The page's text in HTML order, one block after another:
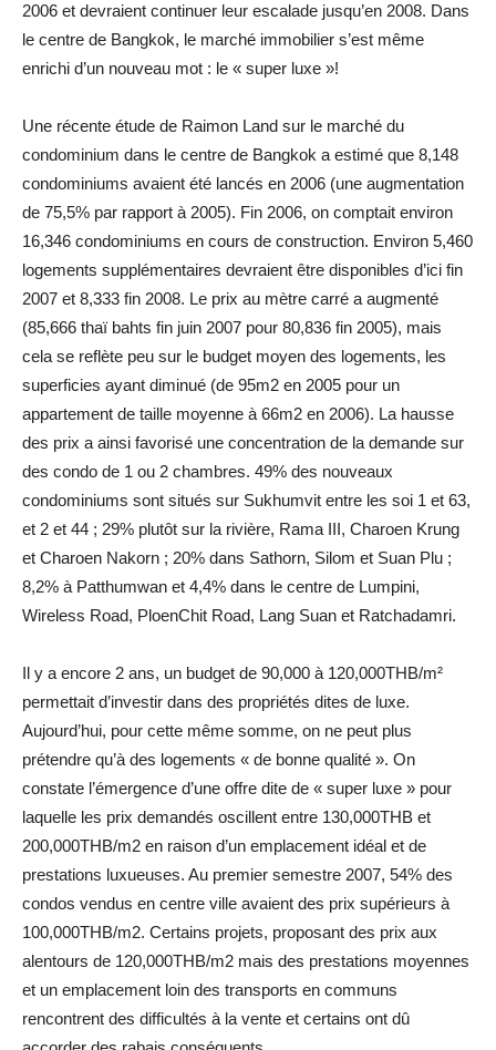
2006 et devraient continuer leur escalade jusqu’en 2008. Dans
le centre de Bangkok, le marché immobilier s’est même
enrichi d’un nouveau mot : le « super luxe »!
Une récente étude de Raimon Land sur le marché du
condominium dans le centre de Bangkok a estimé que 8,148
condominiums avaient été lancés en 2006 (une augmentation
de 75,5% par rapport à 2005). Fin 2006, on comptait environ
16,346 condominiums en cours de construction. Environ 5,460
logements supplémentaires devraient être disponibles d’ici fin
2007 et 8,333 fin 2008. Le prix au mètre carré a augmenté
(85,666 thaï bahts fin juin 2007 pour 80,836 fin 2005), mais
cela se reflète peu sur le budget moyen des logements, les
superficies ayant diminué (de 95m2 en 2005 pour un
appartement de taille moyenne à 66m2 en 2006). La hausse
des prix a ainsi favorisé une concentration de la demande sur
des condo de 1 ou 2 chambres. 49% des nouveaux
condominiums sont situés sur Sukhumvit entre les soi 1 et 63,
et 2 et 44 ; 29% plutôt sur la rivière, Rama III, Charoen Krung
et Charoen Nakorn ; 20% dans Sathorn, Silom et Suan Plu ;
8,2% à Patthumwan et 4,4% dans le centre de Lumpini,
Wireless Road, PloenChit Road, Lang Suan et Ratchadamri.
Il y a encore 2 ans, un budget de 90,000 à 120,000THB/m²
permettait d’investir dans des propriétés dites de luxe.
Aujourd’hui, pour cette même somme, on ne peut plus
prétendre qu’à des logements « de bonne qualité ». On
constate l’émergence d’une offre dite de « super luxe » pour
laquelle les prix demandés oscillent entre 130,000THB et
200,000THB/m2 en raison d’un emplacement idéal et de
prestations luxueuses. Au premier semestre 2007, 54% des
condos vendus en centre ville avaient des prix supérieurs à
100,000THB/m2. Certains projets, proposant des prix aux
alentours de 120,000THB/m2 mais des prestations moyennes
et un emplacement loin des transports en communs
rencontrent des difficultés à la vente et certains ont dû